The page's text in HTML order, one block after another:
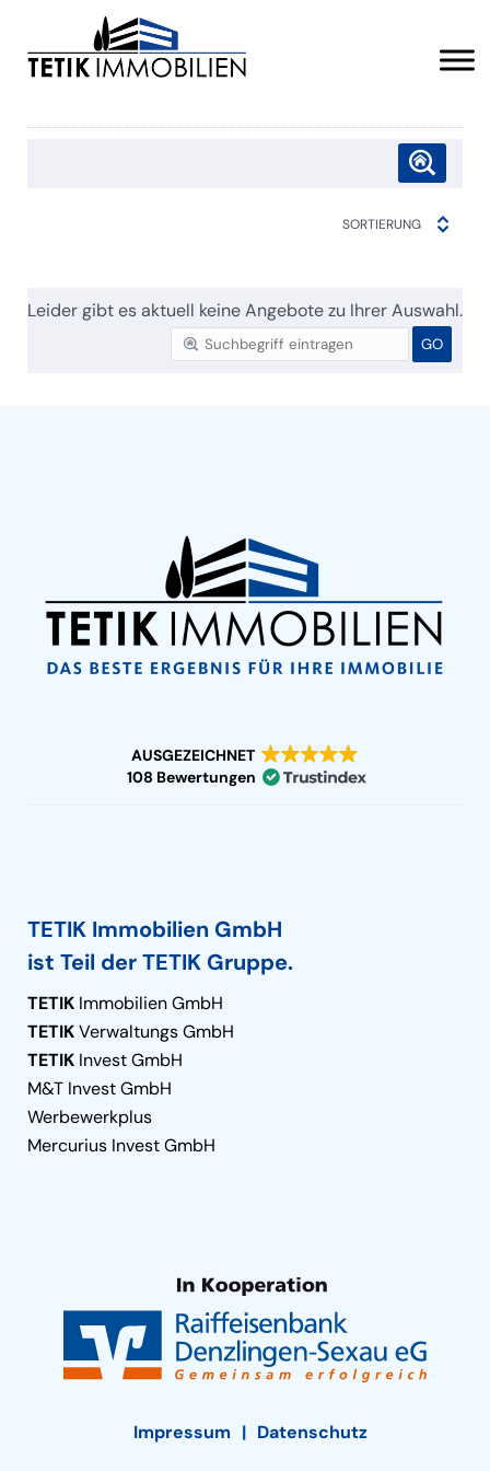
SORTIERUNG
Leider gibt es aktuell keine Angebote zu Ihrer Auswahl.
AUSGEZEICHNET
108 Bewertungen
TETIK Immobilien GmbH
ist Teil der TETIK Gruppe.
TETIK Immobilien GmbH
TETIKVerwaltungs GmbH
TETIK Invest GmbH
M&T Invest GmbH
Werbewerkplus
Mercurius Invest GmbH
Impressum Datenschutz